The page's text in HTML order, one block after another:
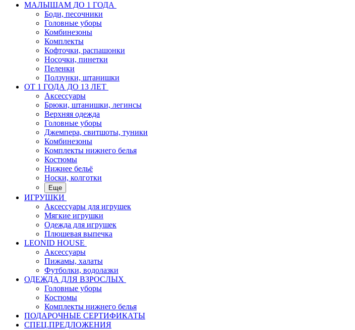
МАЛЫШАМ ДО 1 ГОДА
Боди, песочники
Головные уборы
Комбинезоны
Комплекты
Кофточки, распашонки
Носочки, пинетки
Пеленки
Ползунки, штанишки
ОТ 1 ГОДА ДО 13 ЛЕТ
Аксессуары
Брюки, штанишки, легинсы
Верхняя одежда
Головные уборы
Джемпера, свитшоты, туники
Комбинезоны
Комплекты нижнего белья
Костюмы
Нижнее бельё
Носки, колготки
Еще
ИГРУШКИ
Аксессуары для игрушек
Мягкие игрушки
Одежда для игрушек
Плюшевая выпечка
LEONID HOUSE
Аксессуары
Пижамы, халаты
Футболки, водолазки
ОДЕЖДА ДЛЯ ВЗРОСЛЫХ
Головные уборы
Костюмы
Комплекты нижнего белья
ПОДАРОЧНЫЕ СЕРТИФИКАТЫ
СПЕЦ.ПРЕДЛОЖЕНИЯ